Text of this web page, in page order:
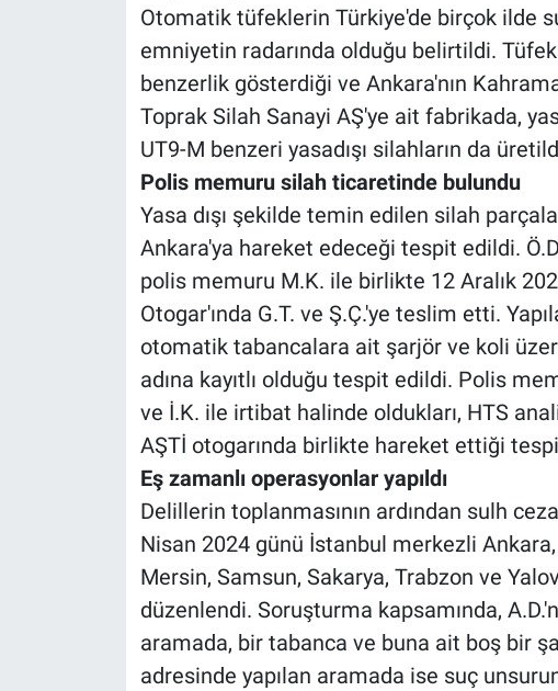
Otomatik tüfeklerin Türkiye'de birçok ilde
emniyetin radarında olduğu belirtildi.
benzerlik gösterdiği ve Ankara'nın
Toprak Silah Sanayi AŞ'ye ait fabrikada,
UT9-M benzeri yasadışı silahların da
Polis memuru silah ticaretinde bulundu
Yasa dışı şekilde temin edilen silah
Ankara'ya hareket edeceği tespit edildi.
polis memuru M.K. ile birlikte 12 Aralık
Otogar'ında G.T. ve Ş.Ç.'ye teslim etti.
otomatik tabancalara ait şarjör ve koli
adına kayıtlı olduğu tespit edildi. Polis
ve İ.K. ile irtibat halinde oldukları, HTS
AŞTİ otogarında birlikte hareket ettiği
Eş zamanlı operasyonlar yapıldı
Delillerin toplanmasının ardından sulh
Nisan 2024 günü İstanbul merkezli
Mersin, Samsun, Sakarya, Trabzon ve
düzenlendi. Soruşturma kapsamında,
aramada, bir tabanca ve buna ait boş bir
adresinde yapılan aramada ise suç